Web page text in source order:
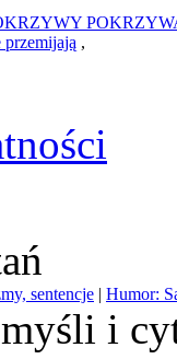
przemijają ,
sentencje | Humor:
i